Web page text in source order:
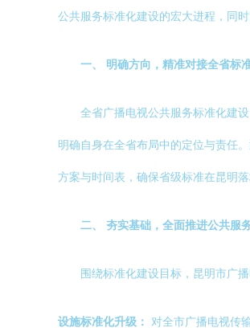
公共服务标准化建设的宏大进程，同
一、 明确方向，精准对接全省标
全省广播电视公共服务标准化建
明确自身在全省布局中的定位与责任
方案与时间表，确保省级标准在昆明
二、 夯实基础，全面推进公共服
围绕标准化建设目标，昆明市广
设施标准化升级： 对全市广播电视传